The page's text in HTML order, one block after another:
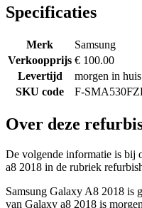
Specificaties
Merk
Samsung
Verkoopprijs € 100.00
Levertijd
morgen in huis
SKU code
F-
Over deze
De volgende informatie is bij
a8 2018 in de rubriek
Samsung Galaxy A8 2018 is
van Galaxy a8 2018 is